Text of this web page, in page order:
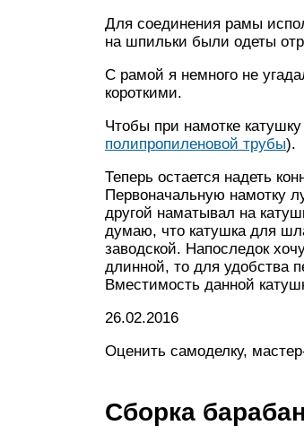
Для соединения рамы
на шпильки были одеты
С рамой я немного не
короткими.
Чтобы при намотке
полипропиленовой трубы).
Теперь остается надеть
Первоначальную намотку
другой наматывал на
думаю, что катушка для
заводской. Напоследок
длинной, то для удобства
Вместимость данной
26.02.2016
Оценить самоделку,
Сборка